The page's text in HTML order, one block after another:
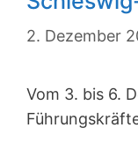
2. Dezember
Vom 3. bis 6.